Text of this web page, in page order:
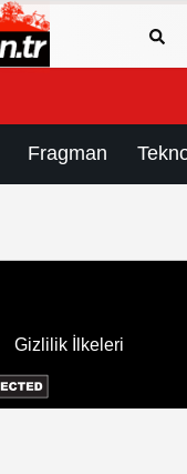
Fragman
Gizlilik İlkeleri